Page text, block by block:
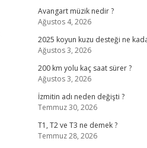
Avangart müzik nedir ?
Ağustos 4, 2026
2025 koyun kuzu desteği ne
Ağustos 3, 2026
200 km yolu kaç saat sürer ?
Ağustos 3, 2026
İzmitin adı neden değişti ?
Temmuz 30, 2026
T1, T2 ve T3 ne demek ?
Temmuz 28, 2026